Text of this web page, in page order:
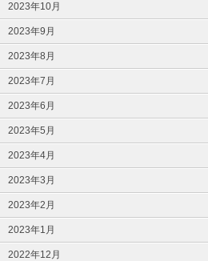
2023年10月
2023年9月
2023年8月
2023年7月
2023年6月
2023年5月
2023年4月
2023年3月
2023年2月
2023年1月
2022年12月